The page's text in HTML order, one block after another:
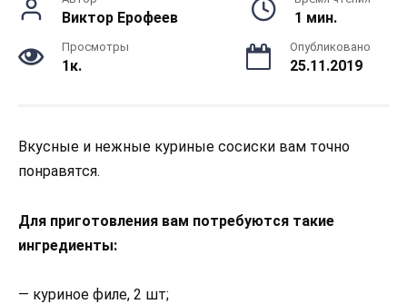
Виктор Ерофеев 1 мин.
Просмотры
1к.
Опубликовано
25.11.2019
Вкусные и нежные куриные сосиски вам точно
понравятся.
Для приготовления вам потребуются такие
ингредиенты:
— куриное филе, 2 шт;